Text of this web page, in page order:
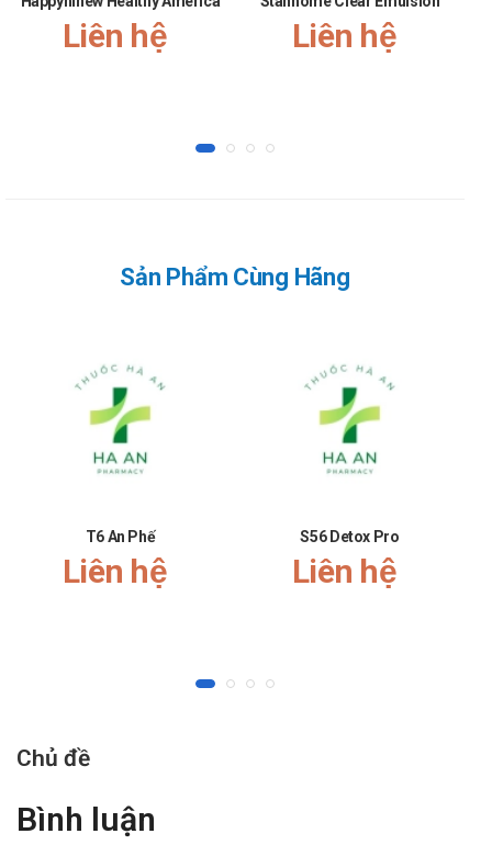
Liên hệ Liên hệ
Sản Phẩm Cùng Hãng
T6 An Phế
Liên hệ
S56 Detox Pro
Liên hệ
Chủ đề
Bình luận